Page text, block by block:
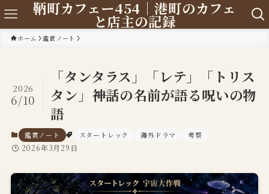
鞆町カフェー454｜港町のカフェ
と店主の記録
ホーム 鑑賞ノート
「タンタラス」「レテ」「トリス
タン」――神話の名前が語る呪いの物
語
2026
6/10
鑑賞ノート スタートレック 海外ドラマ 考察
2026年3月29日